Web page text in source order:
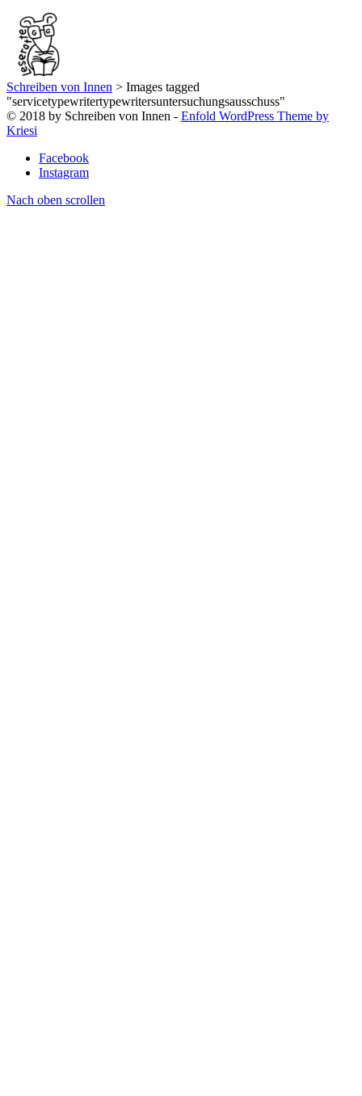
Schreiben von Innen > Images tagged
"servicetypewritertypewritersuntersuchungsausschuss"
© 2018 by Schreiben von Innen - Enfold WordPress Theme by
Kriesi
Facebook
Instagram
Nach oben scrollen